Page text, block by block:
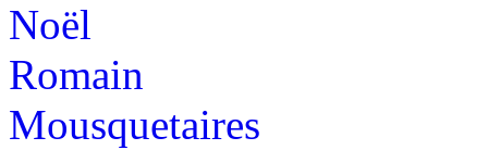
Noël
Romain
Mousquetaires